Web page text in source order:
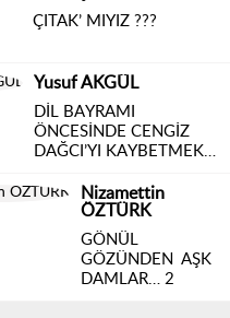
N'OLACAK BU
EKONOMİNİN HALİ (2)
BÜLET UYAR
FUTBOL ŞÖLENİ BAŞLADI
YİĞİT IŞIK
GÖZLER SAHADA,
KALPLER ELAZIĞ'DA